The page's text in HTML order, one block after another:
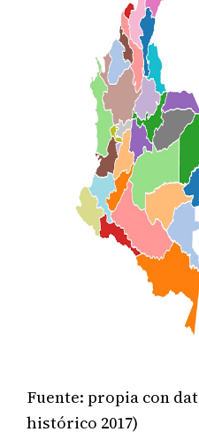
Fuente: propia con
histórico 2017)